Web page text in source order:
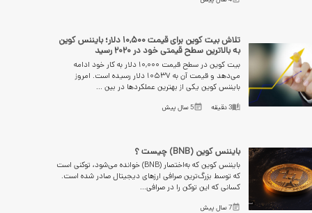
تلاش بیت کوین برای قیمت ۱۰,۵۰۰ دلار؛ بایننس کوین
به بالاترین سطح قیمتی خود در ۲۰۲۰ رسید
بیت کوین در سطح قیمت ۱۰,۰۰۰ دلار به کار خود ادامه
می‌دهد و قیمت آن به ۱۰۵۳۷ دلار رسیده است. امروز
بایننس کوین یکی از بهترین عملکردها در بین ...
3دقیقه 5 سال پیش
بایننس کوین (BNB) چیست ؟
بایننس کوین که به‌اختصار (BNB) خوانده می‌شود، توکنی است
که توسط بزرگ‌ترین صرافی ارزهای دیجیتال صادر شده است.
کسانی که این توکن را در صرافی...